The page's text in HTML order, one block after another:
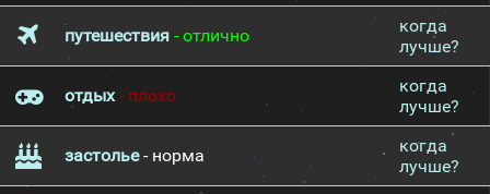
путешествия - отлично
когда
лучше?
отдых- плохо
когда
лучше?
застолье- норма
когда
лучше?